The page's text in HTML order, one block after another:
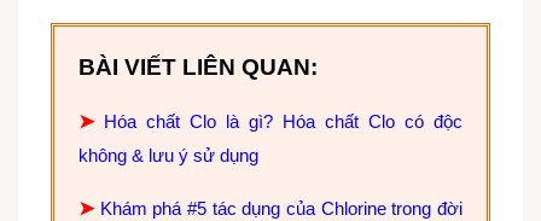
BÀI VIẾT LIÊN QUAN:
➤ Hóa chất Clo là gì? Hóa chất Clo có độc
không & lưu ý sử dụng
➤ Khám phá #5 tác dụng của Chlorine trong đời